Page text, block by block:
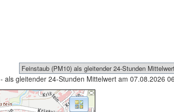
- als gleitender 24-Stunden Mittelwert am 07.08.2026